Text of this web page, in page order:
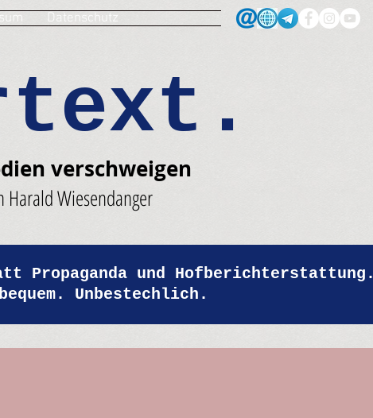
Datenschutz
verschweigen
Harald Wiesendanger
Propaganda und Hofberichterstattung.
Unbestechlich.